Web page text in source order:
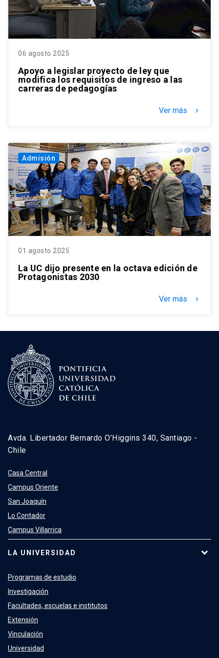
06 agosto 2025
Apoyo a legislar proyecto de ley que
modifica los requisitos de ingreso a las
carreras de pedagogías
Ver más keyboard_arrow_right
Admisión
01 agosto 2025
La UC dijo presente en la octava edición de
Protagonistas 2030
Ver más keyboard_arrow_right
Avda. Libertador Bernardo O’Higgins 340, Santiago -
Chile
Casa Central
Campus Oriente
San Joaquín
Lo Contador
Campus Villarrica
LA UNIVERSIDAD
Programas de estudio
Investigación
Facultades, escuelas e institutos
Extensión
Vinculación
Universidad